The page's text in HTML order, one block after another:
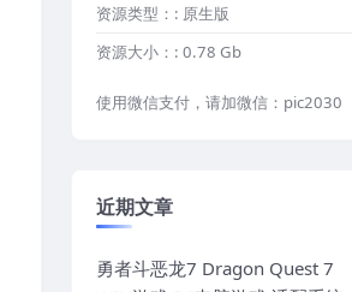
资源类型：: 原生版
资源大小：: 0.78 Gb
使用微信支付，请加微信：pic2030
近期文章
勇者斗恶龙7 Dragon Quest 7